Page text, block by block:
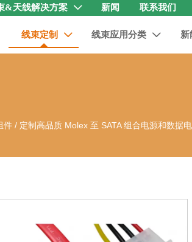
&天线解决方案  新闻 联系我们
线束定制  线束应用分类  新
件 / 定制高品质 Molex 至 SATA 组合电源和数据